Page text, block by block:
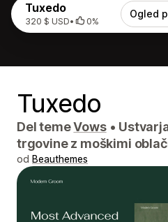
Tuxedo
320 $ USD• 0%
Ogled
Tuxedo
Del temeVows •
trgovine z moškimi
od Beauthemes